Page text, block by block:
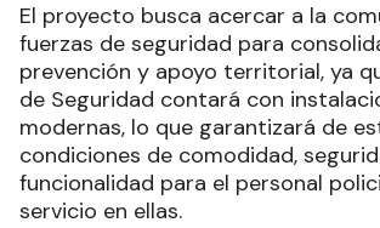
El proyecto busca acercar a la
fuerzas de seguridad para
prevención y apoyo territorial, ya
de Seguridad contará con
modernas, lo que garantizará de
condiciones de comodidad,
funcionalidad para el personal
servicio en ellas.